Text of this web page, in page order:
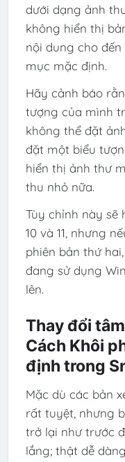
dưới dạng ảnh
không hiển thị
nội dung cho
mục mặc định.
Hãy cảnh báo
tượng của mình
không thể đặt
đặt một biểu
hiển thị ảnh thư
thu nhỏ nữa.
Tùy chỉnh này sẽ
10 và 11, nhưng
phiên bản thứ
đang sử dụng
lên.
Thay đổi
Cách Khôi
định trong
Mặc dù các bản
rất tuyệt, nhưng
trở lại như trước
lắng; thật dễ